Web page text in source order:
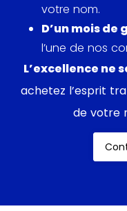
votre nom.
D’un mois
l’une de nos
L’excellence ne
achetez l’esprit
de votre